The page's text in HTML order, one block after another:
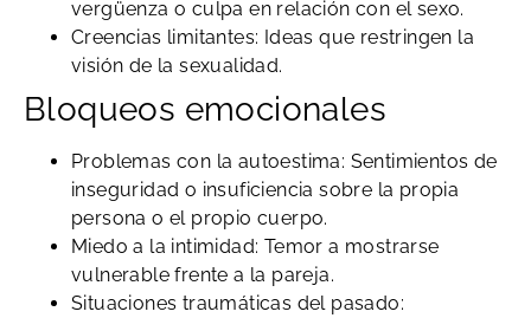
vergüenza o culpa en relación con el sexo.
Creencias limitantes: Ideas que restringen la
visión de la sexualidad.
Bloqueos emocionales
Problemas con la autoestima: Sentimientos de
inseguridad o insuficiencia sobre la propia
persona o el propio cuerpo.
Miedo a la intimidad: Temor a mostrarse
vulnerable frente a la pareja.
Situaciones traumáticas del pasado: